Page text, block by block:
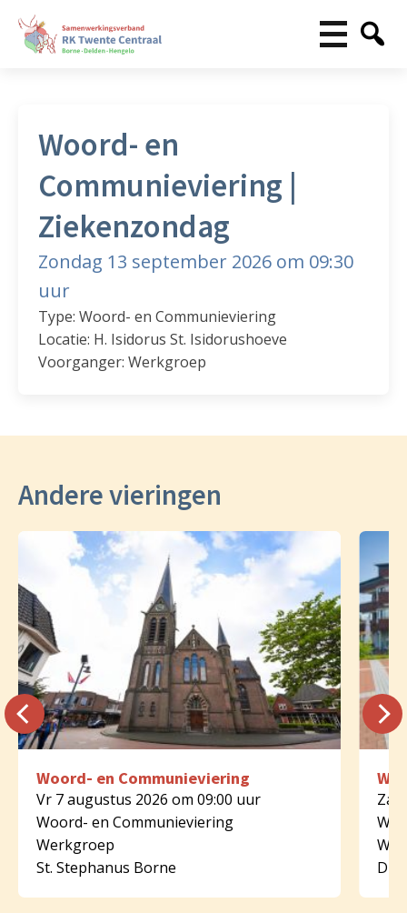
Woord- en
Communieviering |
Ziekenzondag
Zondag 13 september 2026 om 09:30
uur
Type: Woord- en Communieviering
Locatie: H. Isidorus St. Isidorushoeve
Voorganger: Werkgroep
Andere vieringen
Woord- en Communieviering
Vr 7 augustus 2026 om 09:00 uur
Woord- en Communieviering
Werkgroep
St. Stephanus Borne
Za